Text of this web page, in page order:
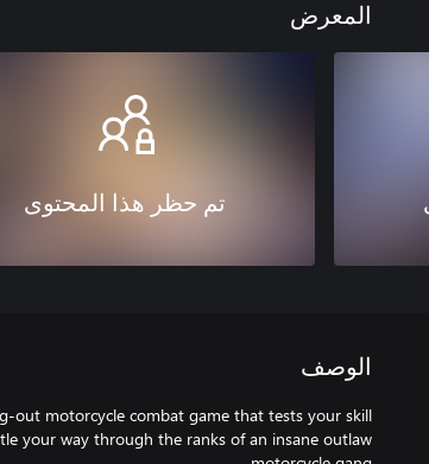
المعرض
تم حظر هذا المحتوى
الوصف
out motorcycle combat game that tests your skill
your way through the ranks of an insane outlaw